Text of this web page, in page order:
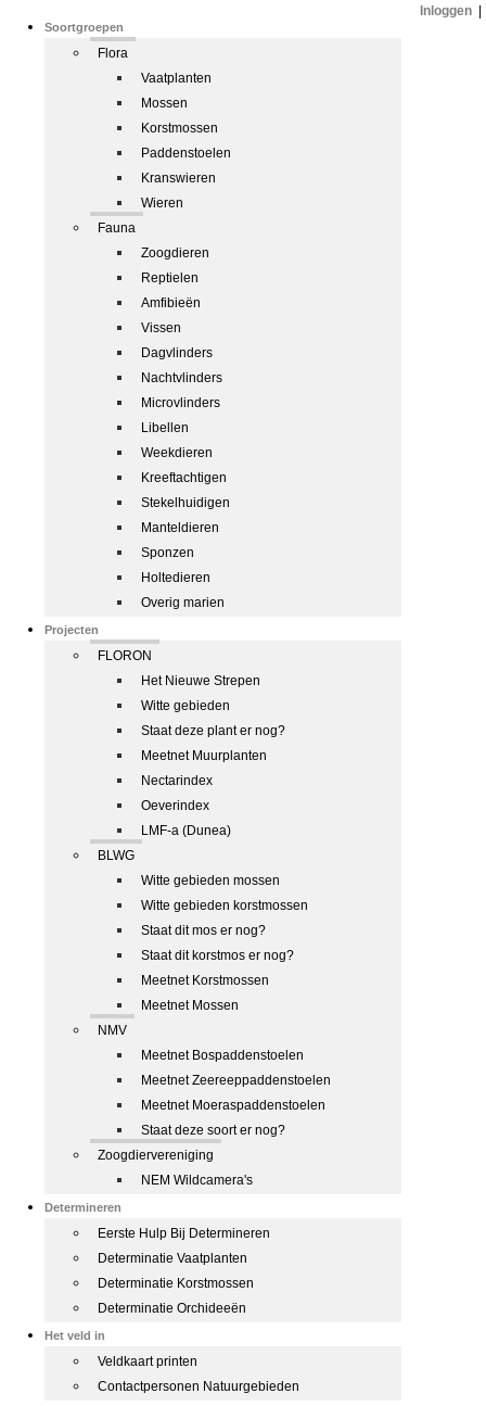
Soortgroepen
Flora
Vaatplanten
Mossen
Korstmossen
Paddenstoelen
Kranswieren
Wieren
Fauna
Zoogdieren
Reptielen
Amfibieën
Vissen
Dagvlinders
Nachtvlinders
Microvlinders
Libellen
Weekdieren
Kreeftachtigen
Stekelhuidigen
Manteldieren
Sponzen
Holtedieren
Overig marien
Projecten
FLORON
Het Nieuwe Strepen
Witte gebieden
Staat deze plant er nog?
Meetnet Muurplanten
Nectarindex
Oeverindex
LMF-a (Dunea)
BLWG
Witte gebieden mossen
Witte gebieden korstmossen
Staat dit mos er nog?
Staat dit korstmos er nog?
Meetnet Korstmossen
Meetnet Mossen
NMV
Meetnet Bospaddenstoelen
Meetnet Zeereeppaddenstoelen
Meetnet Moeraspaddenstoelen
Staat deze soort er nog?
Zoogdiervereniging
NEM Wildcamera's
Determineren
Eerste Hulp Bij Determineren
Determinatie Vaatplanten
Determinatie Korstmossen
Determinatie Orchideeën
Het veld in
Veldkaart printen
Contactpersonen Natuurgebieden
Inloggen